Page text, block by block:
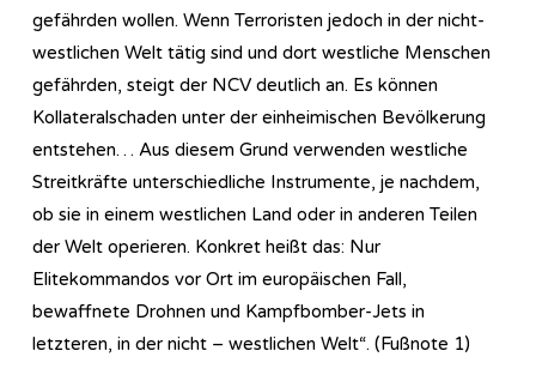
gefährden wollen. Wenn Terroristen jedoch in der nicht-
westlichen Welt tätig sind und dort westliche Menschen
gefährden, steigt der NCV deutlich an. Es können
Kollateralschaden unter der einheimischen Bevölkerung
entstehen… Aus diesem Grund verwenden westliche
Streitkräfte unterschiedliche Instrumente, je nachdem,
ob sie in einem westlichen Land oder in anderen Teilen
der Welt operieren. Konkret heißt das: Nur
Elitekommandos vor Ort im europäischen Fall,
bewaffnete Drohnen und Kampfbomber-Jets in
letzteren, in der nicht – westlichen Welt“. (Fußnote 1)